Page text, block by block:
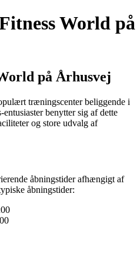
World på
på Århusvej
træningscenter beliggende i
benytter sig af dette
og store udvalg af
åbningstider afhængigt af
åbningstider: